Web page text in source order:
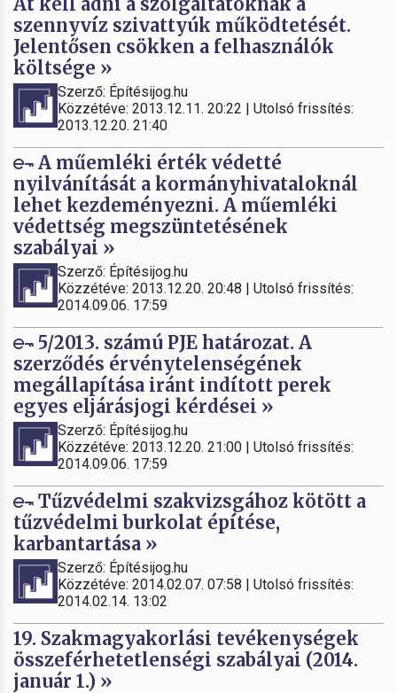
szennyvíz szivattyúk működtetését.
Jelentősen csökken a felhasználók
költsége »
Szerző: Építésijog.hu
Közzétéve: 2013.12.11. 20:22 | Utolsó frissítés:
2013.12.20. 21:40
A műemléki érték védetté
nyilvánítását a kormányhivataloknál
lehet kezdeményezni. A műemléki
védettség megszüntetésének
szabályai »
Szerző: Építésijog.hu
Közzétéve: 2013.12.20. 20:48 | Utolsó frissítés:
2014.09.06. 17:59
5/2013. számú PJE határozat. A
szerződés érvénytelenségének
megállapítása iránt indított perek
egyes eljárásjogi kérdései »
Szerző: Építésijog.hu
Közzétéve: 2013.12.20. 21:00 | Utolsó frissítés:
2014.09.06. 17:59
Tűzvédelmi szakvizsgához kötött a
tűzvédelmi burkolat építése,
karbantartása »
Szerző: Építésijog.hu
Közzétéve: 2014.02.07. 07:58 | Utolsó frissítés:
2014.02.14. 13:02
19. Szakmagyakorlási tevékenységek
összeférhetetlenségi szabályai (2014.
január 1.) »